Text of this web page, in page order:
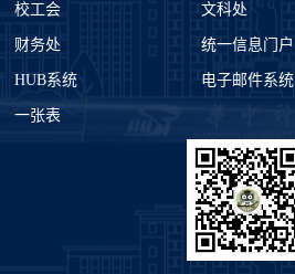
校工会 文科处
财务处 统一信息门户
HUB系统 电子邮件系统
一张表